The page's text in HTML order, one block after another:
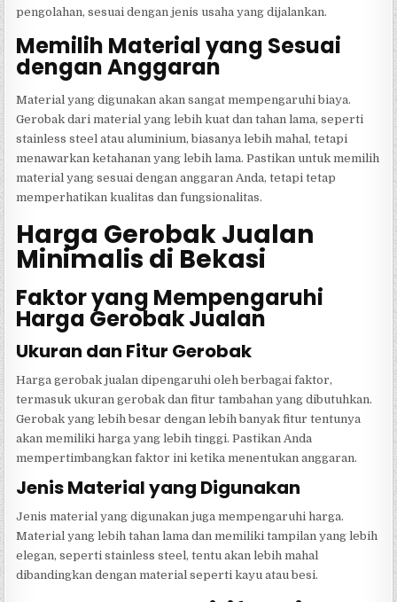
pengolahan, sesuai dengan jenis usaha yang dijalankan.
Memilih Material yang Sesuai
dengan Anggaran
Material yang digunakan akan sangat mempengaruhi biaya.
Gerobak dari material yang lebih kuat dan tahan lama, seperti
stainless steel atau aluminium, biasanya lebih mahal, tetapi
menawarkan ketahanan yang lebih lama. Pastikan untuk memilih
material yang sesuai dengan anggaran Anda, tetapi tetap
memperhatikan kualitas dan fungsionalitas.
Harga Gerobak Jualan
Minimalis di Bekasi
Faktor yang Mempengaruhi
Harga Gerobak Jualan
Ukuran dan Fitur Gerobak
Harga gerobak jualan dipengaruhi oleh berbagai faktor,
termasuk ukuran gerobak dan fitur tambahan yang dibutuhkan.
Gerobak yang lebih besar dengan lebih banyak fitur tentunya
akan memiliki harga yang lebih tinggi. Pastikan Anda
mempertimbangkan faktor ini ketika menentukan anggaran.
Jenis Material yang Digunakan
Jenis material yang digunakan juga mempengaruhi harga.
Material yang lebih tahan lama dan memiliki tampilan yang lebih
elegan, seperti stainless steel, tentu akan lebih mahal
dibandingkan dengan material seperti kayu atau besi.